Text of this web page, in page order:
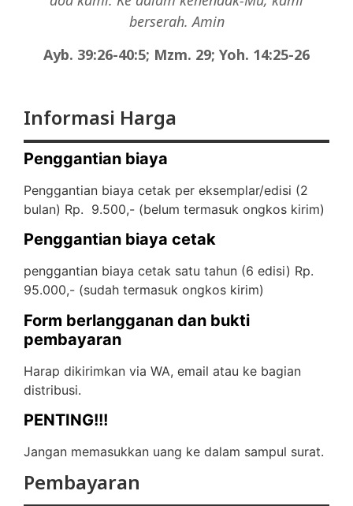
berserah. Amin
Ayb. 39:26-40:5; Mzm. 29; Yoh. 14:25-26
Informasi Harga
Penggantian biaya
Penggantian biaya cetak per eksemplar/edisi (2
bulan) Rp. 9.500,- (belum termasuk ongkos kirim)
Penggantian biaya cetak
penggantian biaya cetak satu tahun (6 edisi) Rp.
95.000,- (sudah termasuk ongkos kirim)
Form berlangganan dan bukti
pembayaran
Harap dikirimkan via WA, email atau ke bagian
distribusi.
PENTING!!!
Jangan memasukkan uang ke dalam sampul surat.
Pembayaran